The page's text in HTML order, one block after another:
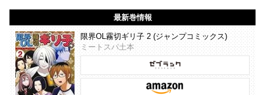
最新巻情報
限界OL霧切ギリ子 2 (ジャンプコミックス)
ミートスパ土本